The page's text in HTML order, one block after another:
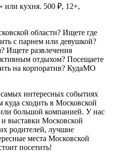
или кухня. 500 ₽, 12+,
области? Ищете где
с парнем или девушкой?
Ищете развлечения
отдыхом? Посещаете
на корпоратив? КудаМО
интересных событиях
сходить в Московской
большой компанией. У нас
выставки Московской
родителей, лучшие
места Московской
посетить!